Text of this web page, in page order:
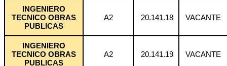
INGENIERO
TECNICO OBRAS
PUBLICAS
A2 20.141.18 VACANTE
INGENIERO
TECNICO OBRAS
PUBLICAS
A2 20.141.19 VACANTE